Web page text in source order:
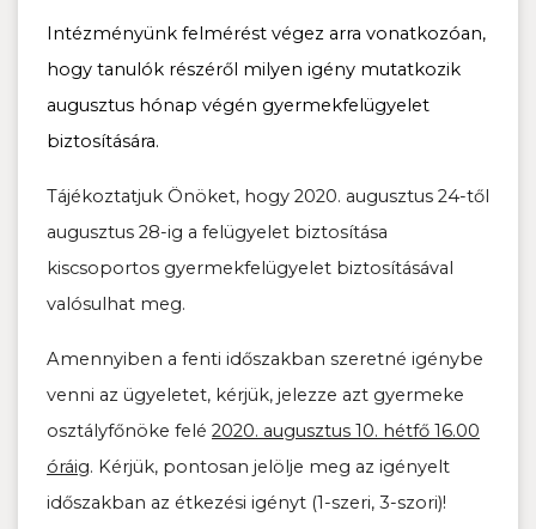
Intézményünk felmérést végez arra vonatkozóan,
hogy tanulók részéről milyen igény mutatkozik
augusztus hónap végén gyermekfelügyelet
biztosítására.
Tájékoztatjuk Önöket, hogy 2020. augusztus 24-től
augusztus 28-ig a felügyelet biztosítása
kiscsoportos gyermekfelügyelet biztosításával
valósulhat meg.
Amennyiben a fenti időszakban szeretné igénybe
venni az ügyeletet, kérjük, jelezze azt gyermeke
osztályfőnöke felé 2020. augusztus 10. hétfő 16.00
óráig. Kérjük, pontosan jelölje meg az igényelt
időszakban az étkezési igényt (1-szeri, 3-szori)!